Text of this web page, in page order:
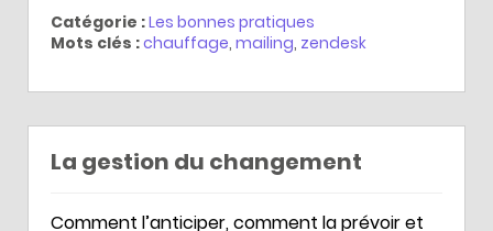
Catégorie :Les bonnes pratiques
Mots clés :chauffage, mailing, zendesk
La gestion du changement
Comment l’anticiper, comment la prévoir et